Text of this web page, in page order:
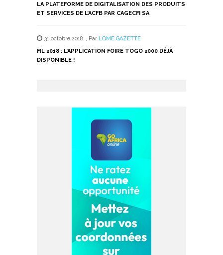
LA PLATEFORME DE DIGITALISATION DES PRODUITS
ET SERVICES DE L’ACFB PAR CAGECFI SA
31 octobre 2018 , Par LOME GAZETTE
FIL 2018 : L’APPLICATION FOIRE TOGO 2000 DÉJÀ
DISPONIBLE !